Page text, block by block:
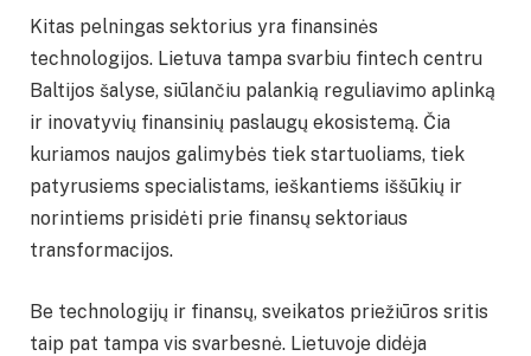
Kitas pelningas sektorius yra finansinės
technologijos. Lietuva tampa svarbiu fintech centru
Baltijos šalyse, siūlančiu palankią reguliavimo aplinką
ir inovatyvių finansinių paslaugų ekosistemą. Čia
kuriamos naujos galimybės tiek startuoliams, tiek
patyrusiems specialistams, ieškantiems iššūkių ir
norintiems prisidėti prie finansų sektoriaus
transformacijos.
Be technologijų ir finansų, sveikatos priežiūros sritis
taip pat tampa vis svarbesnė. Lietuvoje didėja